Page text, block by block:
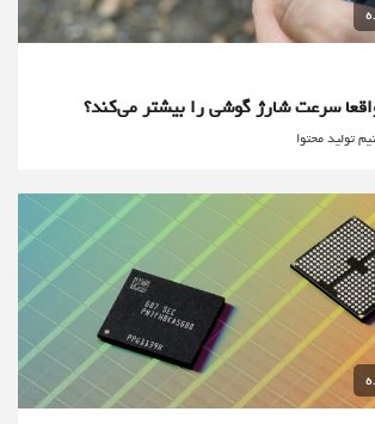
واقعا سرعت شارژ گوشی را بیشتر می‌کند؟
تیم تولید محتوا